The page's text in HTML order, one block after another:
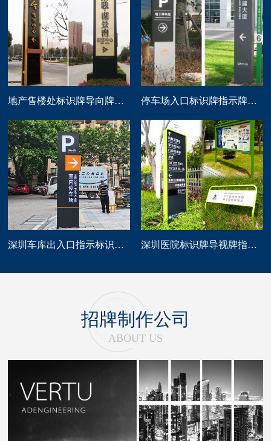
地产售楼处标识牌导向牌精神堡垒制作 停车场入口标识牌指示牌导向牌定做
深圳车库出入口指示标识牌制作 深圳医院标识牌导视牌指示路牌设计制作
招牌制作公司
ABOUT US